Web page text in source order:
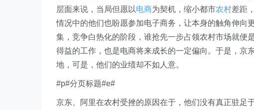
层面来说，当局但愿以电商为契机，缩小都市农村差距
情况中的他们也盼愿参加电子商务，让本身的触角伸向
集，竞争白热化的阶段，谁抢先一步占领农村市场就便
得益的工作，也是电商将来成长的一定偏向。于是，京
地，可是，他们的业绩却不如人意。
#p#分页标题#e#
京东、阿里在农村受挫的原因在于，他们没有真正驻足